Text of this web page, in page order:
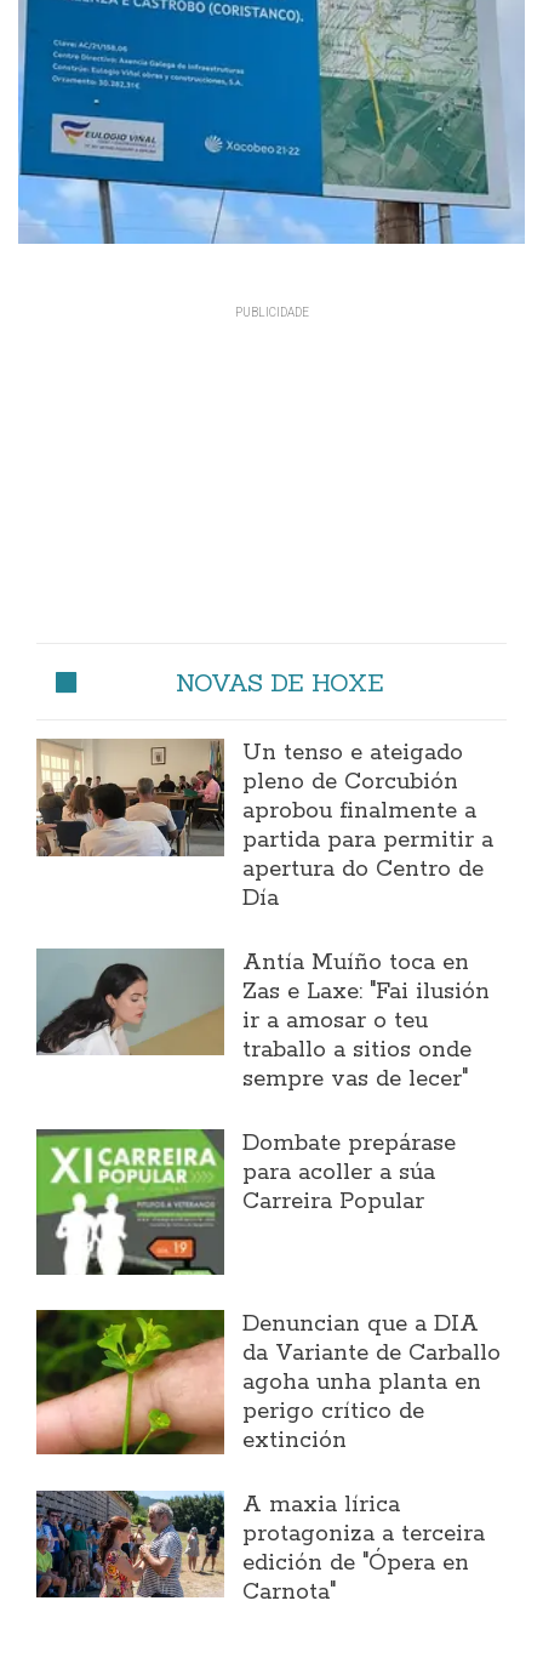
NOVAS DE HOXE
Un tenso e ateigado
pleno de Corcubión
aprobou finalmente a
partida para permitir a
apertura do Centro de
Día
Antía Muíño toca en
Zas e Laxe: "Fai ilusión
ir a amosar o teu
traballo a sitios onde
sempre vas de lecer"
Dombate prepárase
para acoller a súa
Carreira Popular
Denuncian que a DIA
da Variante de Carballo
agoha unha planta en
perigo crítico de
extinción
A maxia lírica
protagoniza a terceira
edición de "Ópera en
Carnota"